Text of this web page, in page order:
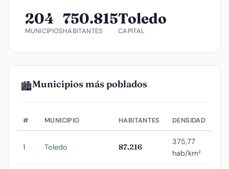
204
MUNICIPIOS
750.815
HABITANTES
Toledo
CAPITAL
🏙️Municipios más poblados
# MUNICIPIO HABITANTES DENSIDAD
1 Toledo 87.216
375,77
hab/km²